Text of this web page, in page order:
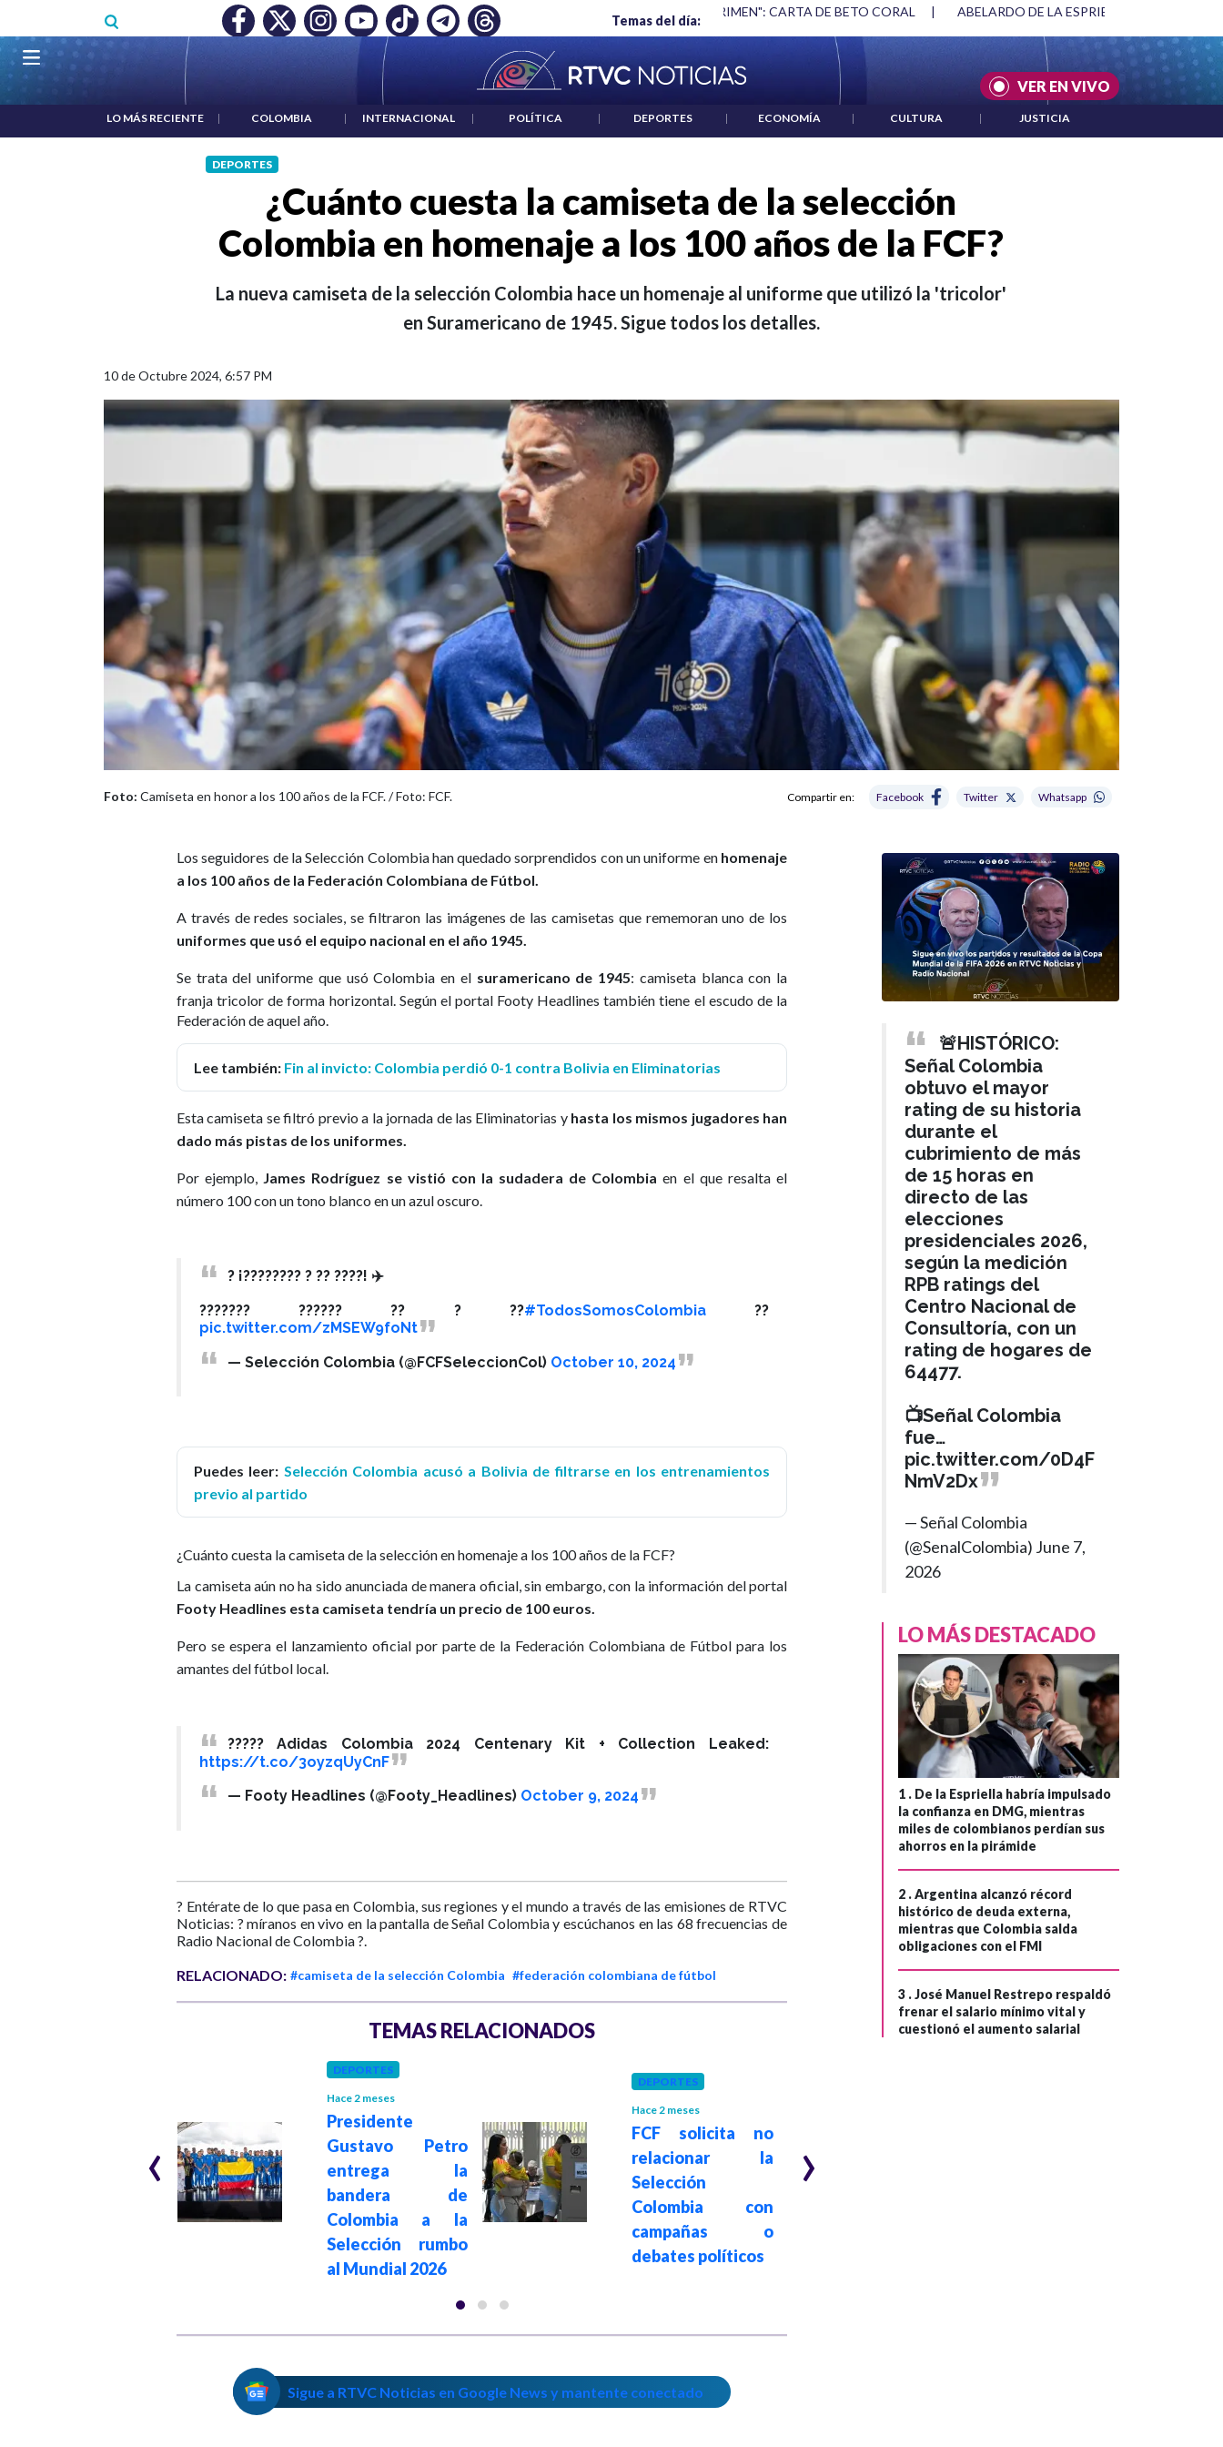
Temas del día:
MÍNIMO NO DESTRUYÓ EMPLEO: JP MORGAN | "HABLAR NO ES UN CRIMEN": CARTA DE BETO CORAL ABELARDO DE LA ESPRIELLA Y DMG | ACUERDOS ENTRE ESTADOS UNIDOS E
VER EN VIVO
Navegación principal
LO MÁS RECIENTE | COLOMBIA | INTERNACIONAL | POLÍTICA | DEPORTES | ECONOMÍA | CULTURA | JUSTICIA
DEPORTES
¿Cuánto cuesta la camiseta de la selección
Colombia en homenaje a los 100 años de la FCF?
La nueva camiseta de la selección Colombia hace un homenaje al uniforme que utilizó la 'tricolor'
en Suramericano de 1945. Sigue todos los detalles.
10 de Octubre 2024, 6:57 PM
Foto: Camiseta en honor a los 100 años de la FCF. / Foto: FCF. Compartir en: Facebook Twitter Whatsapp
Los seguidores de la Selección Colombia han quedado sorprendidos con un uniforme enhomenaje
a los 100 años de la Federación Colombiana de Fútbol.
A través de redes sociales, se filtraron las imágenes de las camisetas que rememoran uno de los
uniformes que usó el equipo nacional en el año 1945.
Se trata del uniforme que usó Colombia en el suramericano de 1945: camiseta blanca con la
franja tricolor de forma horizontal. Según el portal Footy Headlines también tiene el escudo de la
Federación de aquel año.
Lee también: Fin al invicto: Colombia perdió 0-1 contra Bolivia en Eliminatorias
Esta camiseta se filtró previo a la jornada de las Eliminatorias y hasta los mismos jugadores han
dado más pistas de los uniformes.
Por ejemplo, James Rodríguez se vistió con la sudadera de Colombia en el que resalta el
número 100 con un tono blanco en un azul oscuro.
? ¡???????? ? ?? ????! ✈️
??????? ?????? ?? ? ??#TodosSomosColombia??
pic.twitter.com/zMSEW9foNt
— Selección Colombia (@FCFSeleccionCol) October 10, 2024
Puedes leer: Selección Colombia acusó a Bolivia de filtrarse en los entrenamientos
previo al partido
¿Cuánto cuesta la camiseta de la selección en homenaje a los 100 años de la FCF?
La camiseta aún no ha sido anunciada de manera oficial, sin embargo, con la información del portal
Footy Headlines esta camiseta tendría un precio de 100 euros.
Pero se espera el lanzamiento oficial por parte de la Federación Colombiana de Fútbol para los
amantes del fútbol local.
????? Adidas Colombia 2024 Centenary Kit + Collection Leaked:
https://t.co/3oyzqUyCnF
— Footy Headlines (@Footy_Headlines) October 9, 2024
? Entérate de lo que pasa en Colombia, sus regiones y el mundo a través de las emisiones de RTVC
Noticias: ? míranos en vivo en la pantalla de Señal Colombia y escúchanos en las 68 frecuencias de
Radio Nacional de Colombia ?.
RELACIONADO: #camiseta de la selección Colombia #federación colombiana de fútbol
TEMAS RELACIONADOS
la Selección
Colombia para
DEPORTES
Hace 2 meses
Presidente
Gustavo Petro
entrega la
bandera de
Colombia a la
Selección rumbo
al Mundial 2026
DEPORTES
Hace 2 meses
FCF solicita no
relacionar la
Selección
Colombia con
campañas o
debates políticos
‹ ›
Sigue a RTVC Noticias en Google News y mantente conectado
🚨HISTÓRICO:
Señal Colombia
obtuvo el mayor
rating de su historia
durante el
cubrimiento de más
de 15 horas en
directo de las
elecciones
presidenciales 2026,
según la medición
RPB ratings del
Centro Nacional de
Consultoría, con un
rating de hogares de
64477.
📺Señal Colombia
fue…
pic.twitter.com/0D4F
NmV2Dx
— Señal Colombia
(@SenalColombia) June 7,
2026
LO MÁS DESTACADO
1 . De la Espriella habría impulsado
la confianza en DMG, mientras
miles de colombianos perdían sus
ahorros en la pirámide
2 .Argentina alcanzó récord
histórico de deuda externa,
mientras que Colombia salda
obligaciones con el FMI
3 .José Manuel Restrepo respaldó
frenar el salario mínimo vital y
cuestionó el aumento salarial